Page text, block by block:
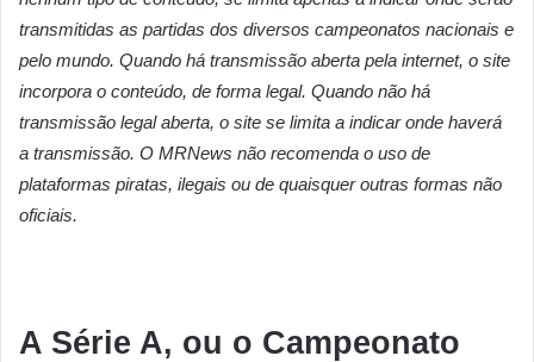
transmitidas as partidas dos diversos campeonatos nacionais e
pelo mundo. Quando há transmissão aberta pela internet, o site
incorpora o conteúdo, de forma legal. Quando não há
transmissão legal aberta, o site se limita a indicar onde haverá
a transmissão. O MRNews não recomenda o uso de
plataformas piratas, ilegais ou de quaisquer outras formas não
oficiais.
A Série A, ou o Campeonato